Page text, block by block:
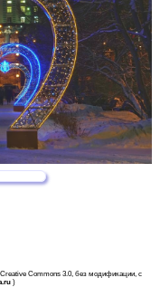
Commons 3.0, без модификации, с
)